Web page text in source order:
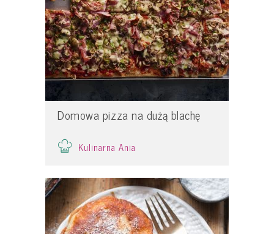
Domowa pizza na dużą blachę
Kulinarna Ania